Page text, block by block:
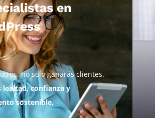
en
no solo ganarás clientes.
lealtad, confianza y
sostenible.